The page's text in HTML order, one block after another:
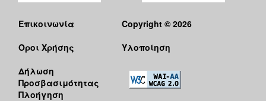
Επικοινωνία
Όροι Χρήσης
Δήλωση
Προσβασιμότητας
Πλοήγηση
Copyright © 2026
Υλοποίηση